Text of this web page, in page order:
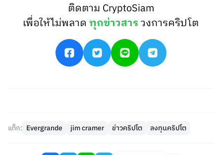
ติดตาม CryptoSiam
เพื่อให้ไม่พลาดทุกข่าวสารวงการคริปโต
แท็ก: Evergrande jim cramer ข่าวคริปโต ลงทุนคริปโต